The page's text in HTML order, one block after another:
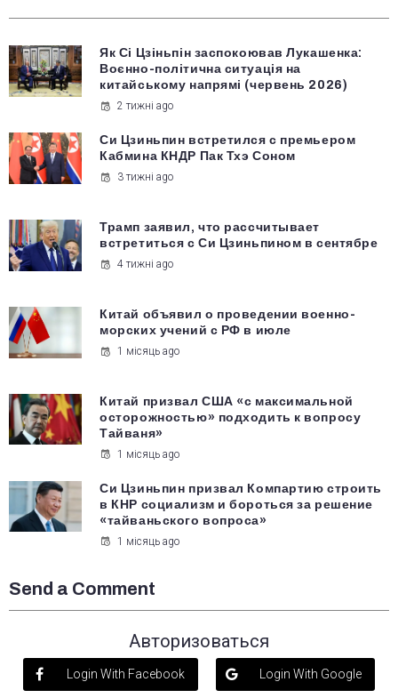
Як Сі Цзіньпін заспокоював Лукашенка:
Воєнно-політична ситуація на
китайському напрямі (червень 2026)
2 тижні ago
Си Цзиньпин встретился с премьером
Кабмина КНДР Пак Тхэ Соном
3 тижні ago
Трамп заявил, что рассчитывает
встретиться с Си Цзиньпином в сентябре
4 тижні ago
Китай объявил о проведении военно-
морских учений с РФ в июле
1 місяць ago
Китай призвал США «с максимальной
осторожностью» подходить к вопросу
Тайваня»
1 місяць ago
Си Цзиньпин призвал Компартию строить
в КНР социализм и бороться за решение
«тайваньского вопроса»
1 місяць ago
Send a Comment
Авторизоваться
Login With Facebook Login With Google